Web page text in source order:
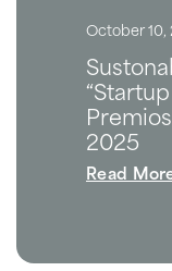
October 10,
2025
Read